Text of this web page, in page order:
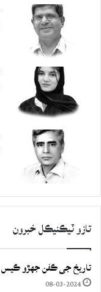
تازو ٽيڪنيڪل خبرون
تاريخ جي ڪفن جھڙو ڪيس
08-03-2024